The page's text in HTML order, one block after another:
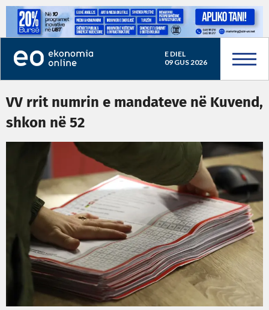
E DIEL
09 GUS 2026
VV rrit numrin e mandateve në Kuvend,
shkon në 52